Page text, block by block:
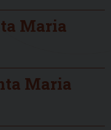
Maria
Maria